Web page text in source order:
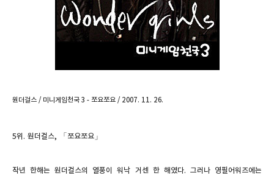
원더걸스 / 미니게임천국 3 - 쪼요쪼요 / 2007. 11. 26.
5위. 원더걸스, 「쪼요쪼요」
작년 한해는 원더걸스의 열풍이 워낙 거센 한 해였다. 그러나 영필어워즈에는